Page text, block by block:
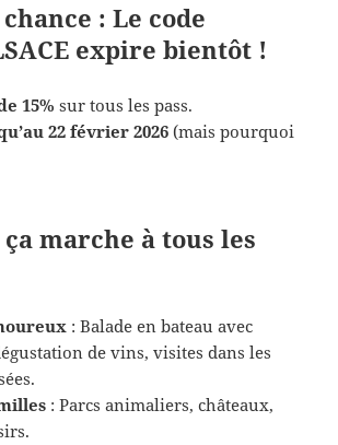
: Le code
expire bientôt !
15% sur tous les pass.
22 février 2026 (mais pourquoi
marche à tous les
: Balade en bateau avec
de vins, visites dans les
: Parcs animaliers, châteaux,